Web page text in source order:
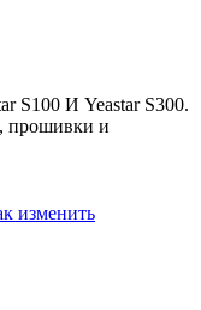
S100 И Yeastar S300.
прошивки и
изменить